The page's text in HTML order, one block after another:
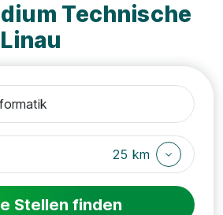
Technische
25 km
Stellen finden